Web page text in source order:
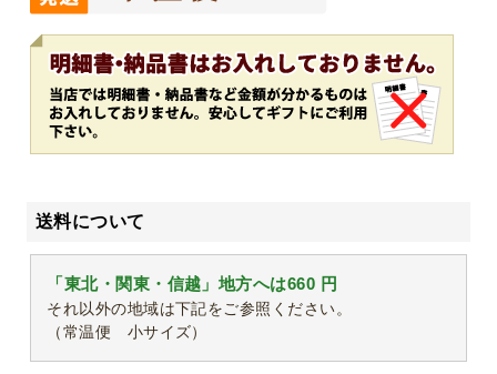
送料について
「東北・関東・信越」地方へは660 円
それ以外の地域は下記をご参照ください。
（常温便 小サイズ）